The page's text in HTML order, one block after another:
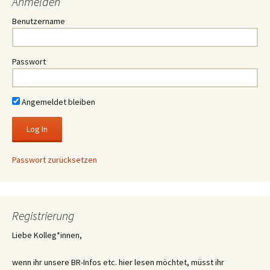
Benutzername
Passwort
Angemeldet bleiben
Passwort zurücksetzen
Registrierung
Liebe Kolleg*innen,
wenn ihr unsere BR-Infos etc. hier lesen möchtet, müsst ihr